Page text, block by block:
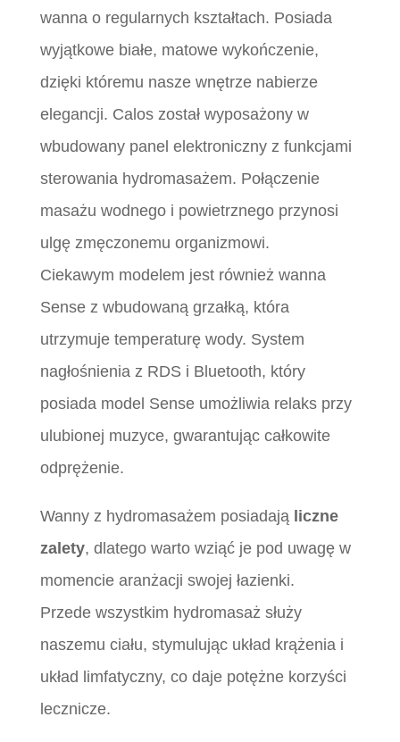
wanna o regularnych kształtach. Posiada
wyjątkowe białe, matowe wykończenie,
dzięki któremu nasze wnętrze nabierze
elegancji. Calos został wyposażony w
wbudowany panel elektroniczny z funkcjami
sterowania hydromasażem. Połączenie
masażu wodnego i powietrznego przynosi
ulgę zmęczonemu organizmowi.
Ciekawym modelem jest również wanna
Sense z wbudowaną grzałką, która
utrzymuje temperaturę wody. System
nagłośnienia z RDS i Bluetooth, który
posiada model Sense umożliwia relaks przy
ulubionej muzyce, gwarantując całkowite
odprężenie.
Wanny z hydromasażem posiadają liczne
zalety, dlatego warto wziąć je pod uwagę w
momencie aranżacji swojej łazienki.
Przede wszystkim hydromasaż służy
naszemu ciału, stymulując układ krążenia i
układ limfatyczny, co daje potężne korzyści
lecznicze.